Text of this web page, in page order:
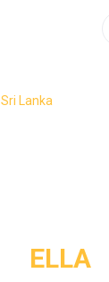
Sri Lanka
ELLA